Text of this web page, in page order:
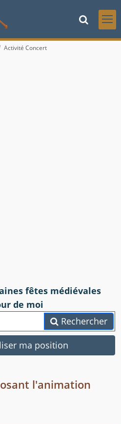
Activité Concert
fêtes médiévales
de moi
Rechercher
ma position
l'animation